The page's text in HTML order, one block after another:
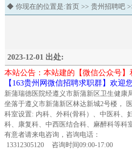
◆ 你现在的位置是:首页 >> 贵州招聘吧
2023-12-01 出处:
本站公告：本站建的【微信公众号
【163贵州网微信招聘求职群】欢
新蒲瑞德医院经遵义市新蒲新区卫生健康
坐落于遵义市新蒲新区林达新城2号楼， 医
科室设置: 内科、外科(骨科）、中医科、
科、康复科、中西医结合科、麻醉科等科
有意者请来电咨询，咨询电话：
13312305120 咨询时间09:00-17:00